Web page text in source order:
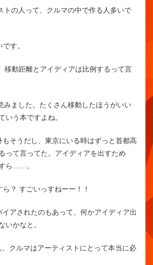
トの人って、クルマの中で作る人多いで
す。
移動距離とアイディアは比例するって言
みました。たくさん移動したほうがいい
いう本ですよね。
もそうだし、東京にいる時はずっと首都高
って言ってた。アイディアを出すため
ら……。
？ すごいっすねーー！！
イアされたのもあって、何かアイディア出
いかなと。
クルマはアーティストにとって本当に必